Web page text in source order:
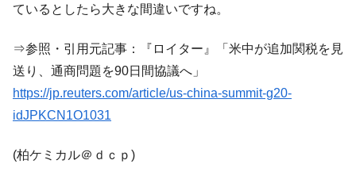
『Money1』
韓国･警察職員が「丸刈りになって抗議活
中国だけが鉄鋼輸出を異常増加させる ⇒ 中
国の過剰生産が世界を蝕む。
『Money1』
韓国製造業「半導体絶好調」のウラで他業
種は全般的「不調」⇒ PSIが示す現況は決して良くない。
『Money1』
【米韓激突案件】韓国消費者院が『クーパ
ン』1人当たり賠償10万ウォンを認定 ⇒ 総額3兆7,000億
ているとしたら大きな間違いですね。
⇒参照・引用元記事：『ロイター』「米中が追加関税を見
送り、通商問題を90日間協議へ」
https://jp.reuters.com/article/us-china-summit-g20-
idJPKCN1O1031
(柏ケミカル＠ｄｃｐ)